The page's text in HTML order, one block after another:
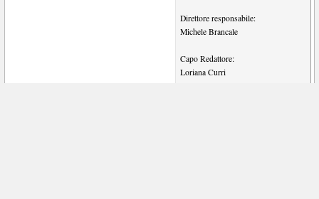
Direttore responsabile:
Michele Brancale
Capo Redattore:
Loriana Curri